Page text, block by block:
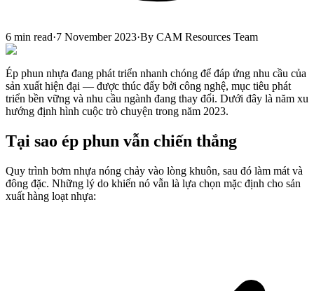
6 min read·7 November 2023·By CAM Resources Team
Ép phun nhựa đang phát triển nhanh chóng để đáp ứng nhu cầu của
sản xuất hiện đại — được thúc đẩy bởi công nghệ, mục tiêu phát
triển bền vững và nhu cầu ngành đang thay đổi. Dưới đây là năm xu
hướng định hình cuộc trò chuyện trong năm 2023.
Tại sao ép phun vẫn chiến thắng
Quy trình bơm nhựa nóng chảy vào lòng khuôn, sau đó làm mát và
đông đặc. Những lý do khiến nó vẫn là lựa chọn mặc định cho sản
xuất hàng loạt nhựa: